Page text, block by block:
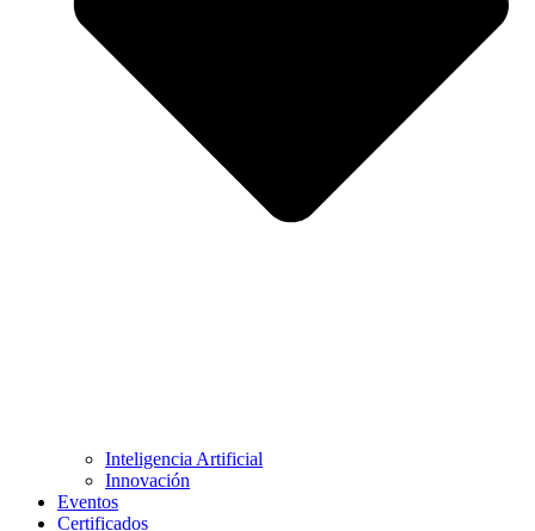
Inteligencia Artificial
Innovación
Eventos
Certificados